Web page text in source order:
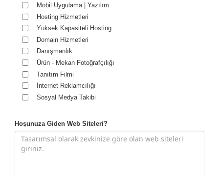
Mobil Uygulama | Yazılım
Hosting Hizmetleri
Yüksek Kapasiteli Hosting
Domain Hizmetleri
Danışmanlık
Ürün - Mekan Fotoğrafçılığı
Tanıtım Filmi
İnternet Reklamcılığı
Sosyal Medya Takibi
Hoşunuza Giden Web Siteleri?